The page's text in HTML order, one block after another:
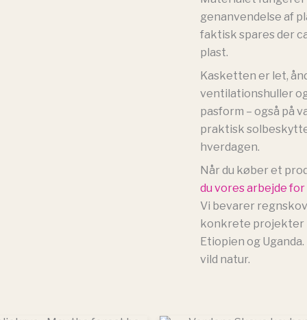
genanvendelse af
faktisk spares der
plast.
Kasketten er let,
ventilationshuller
pasform – også på
praktisk
hverdagen.
Når du køber et
du vores arbejde
Vi bevarer
konkrete projekter i
Etiopien og
vild natur.